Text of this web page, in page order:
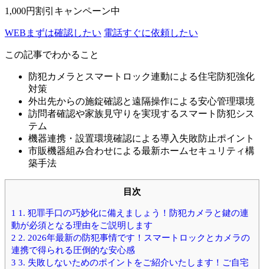
1,000円割引キャンペーン中
WEB まずは確認したい 電話すぐに依頼したい
この記事でわかること
防犯カメラとスマートロック連動による住宅防犯強化
対策
外出先からの施錠確認と遠隔操作による安心管理環境
訪問者確認や家族見守りを実現するスマート防犯シス
テム
機器連携・設置環境確認による導入失敗防止ポイント
市販機器組み合わせによる最新ホームセキュリティ構
築手法
目次
1 1. 犯罪手口の巧妙化に備えましょう！防犯カメラと鍵の連
動が必須となる理由をご説明します
2 2. 2026年最新の防犯事情です！スマートロックとカメラの
連携で得られる圧倒的な安心感
3 3. 失敗しないためのポイントをご紹介いたします！ご自宅